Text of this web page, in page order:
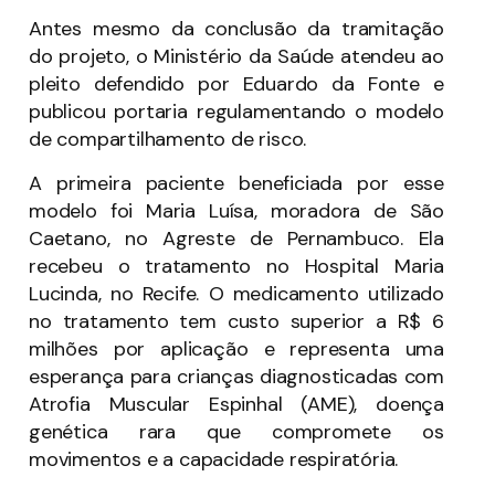
Antes mesmo da conclusão da tramitação
do projeto, o Ministério da Saúde atendeu ao
pleito defendido por Eduardo da Fonte e
publicou portaria regulamentando o modelo
de compartilhamento de risco.
A primeira paciente beneficiada por esse
modelo foi Maria Luísa, moradora de São
Caetano, no Agreste de Pernambuco. Ela
recebeu o tratamento no Hospital Maria
Lucinda, no Recife. O medicamento utilizado
no tratamento tem custo superior a R$ 6
milhões por aplicação e representa uma
esperança para crianças diagnosticadas com
Atrofia Muscular Espinhal (AME), doença
genética rara que compromete os
movimentos e a capacidade respiratória.